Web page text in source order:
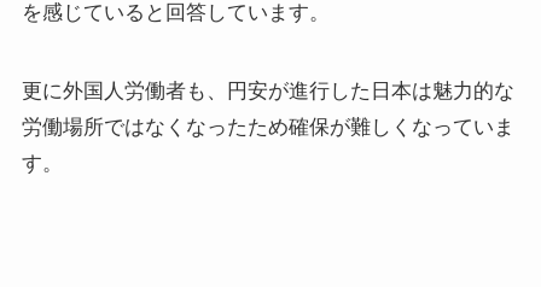
を感じていると回答しています。
更に外国人労働者も、円安が進行した日本は魅力的な
労働場所ではなくなったため確保が難しくなっていま
す。